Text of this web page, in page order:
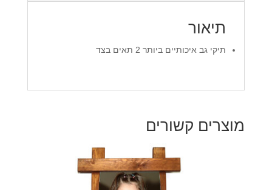
תיאור
תיקי גב איכותיים ביותר 2 תאים בצד
מוצרים קשורים